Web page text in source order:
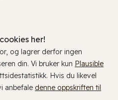
her!
og lagrer derfor ingen
din. Vi bruker kun Plausible
Hvis du likevel
anbefale denne oppskriften til